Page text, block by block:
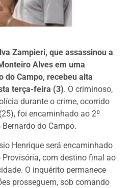
Zampieri, que assassinou a
Alves em uma
do Campo, recebeu alta
terça-feira (3). O criminoso,
durante o crime, ocorrido
foi encaminhado ao 2º
do Campo.
Henrique será encaminhado
Provisória, com destino final ao
O inquérito permanece
prosseguem, sob comando